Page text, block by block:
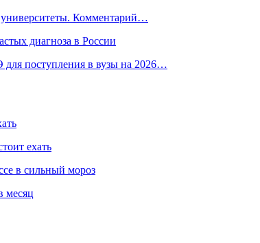
Комментарий…
диагноза в России
поступления в вузы на 2026…
ехать
в сильный мороз
месяц